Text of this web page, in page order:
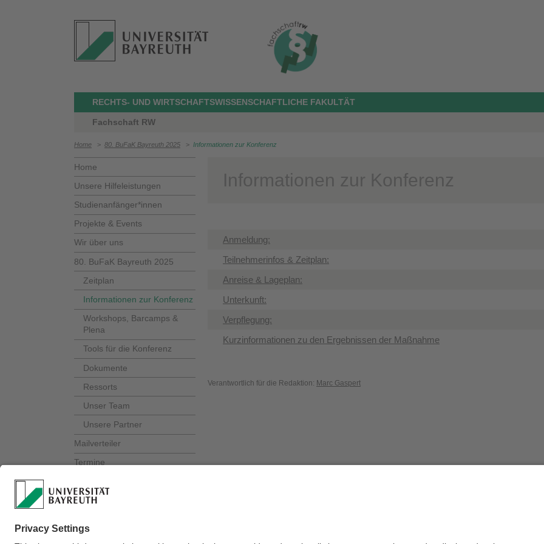
RECHTS- UND WIRTSCHAFTSWISSENSCHAFTLICHE FAKULTÄT
Fachschaft RW
Home > 80. BuFaK Bayreuth 2025 > Informationen zur Konferenz
Home
Unsere Hilfeleistungen
Studienanfänger*innen
Projekte & Events
Wir über uns
80. BuFaK Bayreuth 2025
Zeitplan
Informationen zur Konferenz
Workshops, Barcamps &
Plena
Tools für die Konferenz
Dokumente
Ressorts
Unser Team
Unsere Partner
Mailverteiler
Termine
Informationen zur Konferenz
​Anmeldung:
​Teilnehmerinfos & Zeitplan:
​Anreise & Lageplan:
​Unterkunft:
​Verpflegung:
Kurzinformationen zu den Ergebnissen der Maßnahme
Verantwortlich für die Redaktion: Marc Gaspert